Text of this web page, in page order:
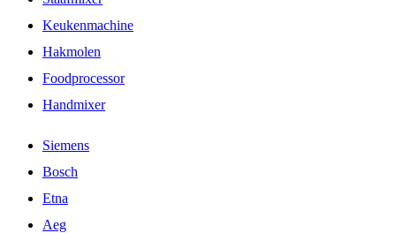
Keukenmachine
Hakmolen
Foodprocessor
Handmixer
Siemens
Bosch
Etna
Aeg